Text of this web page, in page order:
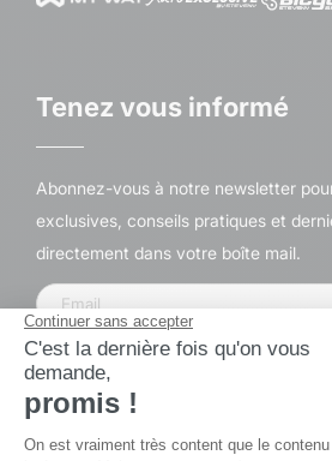
Tenez vous informé
Abonnez-vous à notre newsletter
exclusives, conseils pratiques et
directement dans votre boîte mail.
© ByPoush